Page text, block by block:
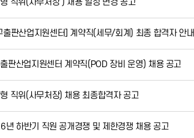
직위(사무처장 ) 채용 일정 변경 공고
출판산업지원센터] 계약직(세무/회계) 최종 합격자 안내
판산업지원센터 계약직(POD 장비 운영) 채용 공고
직위(사무처장) 채용 최종합격자 공고
년 하반기 직원 공개경쟁 및 제한경쟁 채용 공고